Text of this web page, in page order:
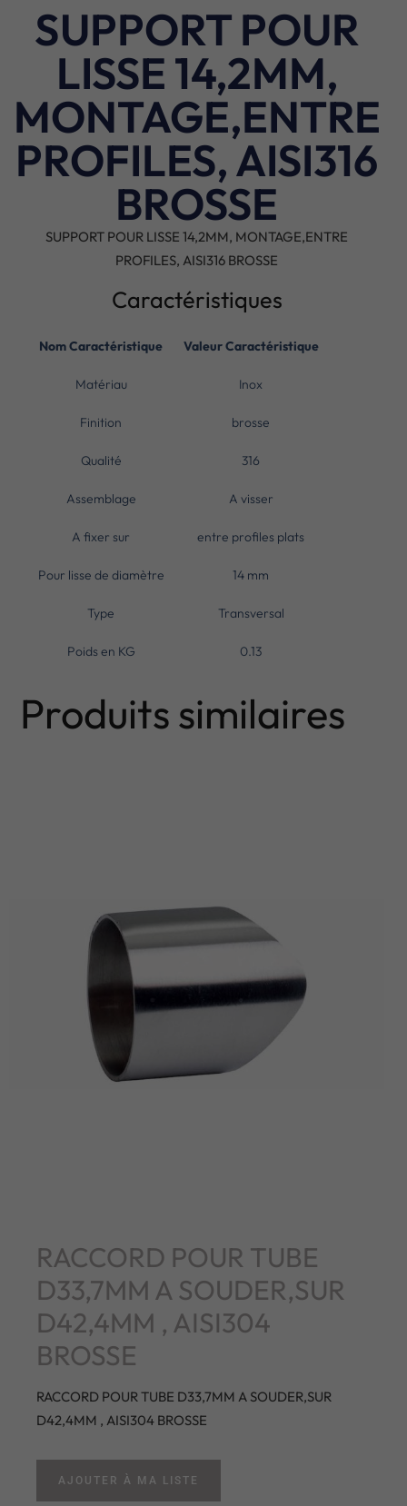
SUPPORT POUR
LISSE 14,2MM,
MONTAGE,ENTRE
PROFILES, AISI316
BROSSE
SUPPORT POUR LISSE 14,2MM, MONTAGE,ENTRE
PROFILES, AISI316 BROSSE
Caractéristiques
Nom Caractéristique Valeur Caractéristique
Matériau Inox
Finition brosse
Qualité 316
Assemblage A visser
A fixer sur entre profiles plats
Pour lisse de diamètre 14 mm
Type Transversal
Poids en KG 0.13
Produits similaires
RACCORD POUR TUBE
D33,7MM A SOUDER,SUR
D42,4MM , AISI304
BROSSE
RACCORD POUR TUBE D33,7MM A SOUDER,SUR
D42,4MM , AISI304 BROSSE
AJOUTER À MA LISTE